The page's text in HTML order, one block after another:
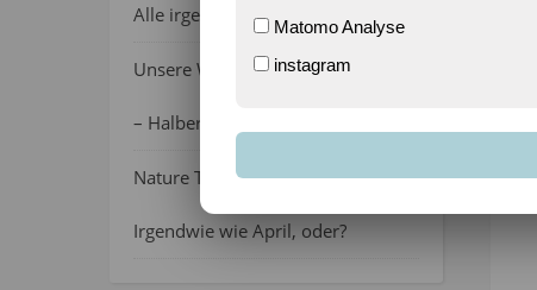
Alle irgendwie verrückt, oder?
Unsere Wochenlieblinge 31/2026
– Halber Alltag ist zurück
Nature Thursday 21/2026 –
Irgendwie wie April, oder?
Matomo Analyse
instagram